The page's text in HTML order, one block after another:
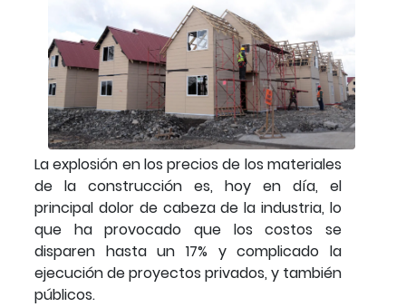
La explosión en los precios de los materiales
de la construcción es, hoy en día, el
principal dolor de cabeza de la industria, lo
que ha provocado que los costos se
disparen hasta un 17% y complicado la
ejecución de proyectos privados, y también
públicos.